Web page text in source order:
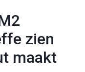
zien
maakt